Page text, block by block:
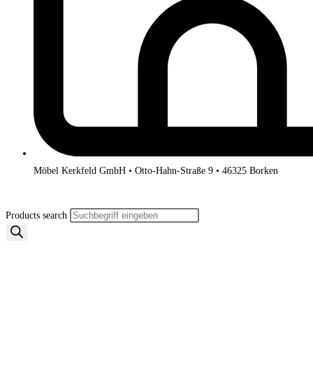
Möbel Kerkfeld GmbH • Otto-Hahn-Straße 9 • 46325 Borken
Products search